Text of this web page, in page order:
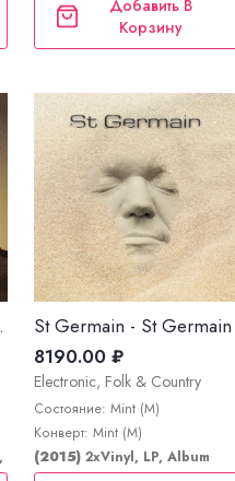
Добавить В
Корзину
Reissue
St Germain - St Germain
8190.00 ₽
Electronic, Folk & Country
Состояние: Mint (M)
Конверт: Mint (M)
(2015)2xVinyl, LP, Album